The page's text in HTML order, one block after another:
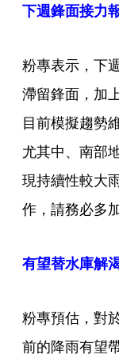
下週鋒面接力
粉專表示，下
滯留鋒面，加
目前模擬趨勢
尤其中、南部
現持續性較大
作，請務必多
有望替水庫解
粉專預估，對
前的降雨有望